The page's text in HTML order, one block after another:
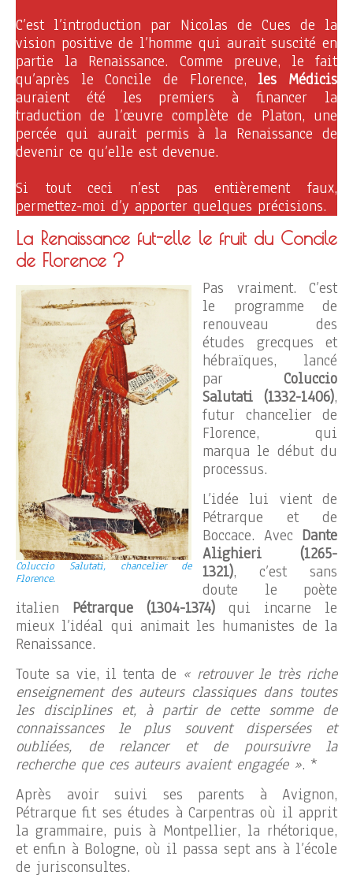
C’est l’introduction par Nicolas de Cues de la
vision positive de l’homme qui aurait suscité en
partie la Renaissance. Comme preuve, le fait
qu’après le Concile de Florence, les Médicis
auraient été les premiers à financer la
traduction de l’œuvre complète de Platon, une
percée qui aurait permis à la Renaissance de
devenir ce qu’elle est devenue.
Si tout ceci n’est pas entièrement faux,
permettez-moi d’y apporter quelques précisions.
La Renaissance fut-elle le fruit du Concile
de Florence ?
Coluccio Salutati, chancelier de
Florence.
Pas vraiment. C’est
le programme de
renouveau des
études grecques et
hébraïques, lancé
par Coluccio
Salutati (1332-1406),
futur chancelier de
Florence, qui
marqua le début du
processus.
L’idée lui vient de
Pétrarque et de
Boccace. Avec Dante
Alighieri (1265-
1321), c’est sans
doute le poète
italien Pétrarque (1304-1374) qui incarne le
mieux l’idéal qui animait les humanistes de la
Renaissance.
Toute sa vie, il tenta de « retrouver le très riche
enseignement des auteurs classiques dans toutes
les disciplines et, à partir de cette somme de
connaissances le plus souvent dispersées et
oubliées, de relancer et de poursuivre la
recherche que ces auteurs avaient engagée ». *
Après avoir suivi ses parents à Avignon,
Pétrarque fit ses études à Carpentras où il apprit
la grammaire, puis à Montpellier, la rhétorique,
et enfin à Bologne, où il passa sept ans à l’école
de jurisconsultes.